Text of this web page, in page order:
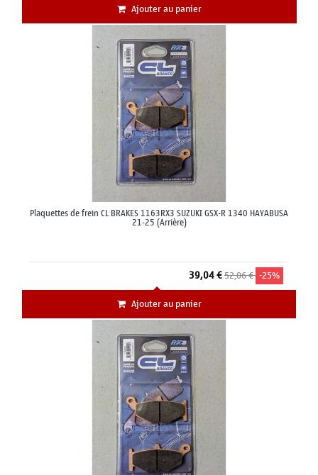
Ajouter au panier
Plaquettes de frein CL BRAKES 1163RX3 SUZUKI GSX-R 1340 HAYABUSA
21-25 (Arrière)
39,04 €52,06 € -25%
Ajouter au panier